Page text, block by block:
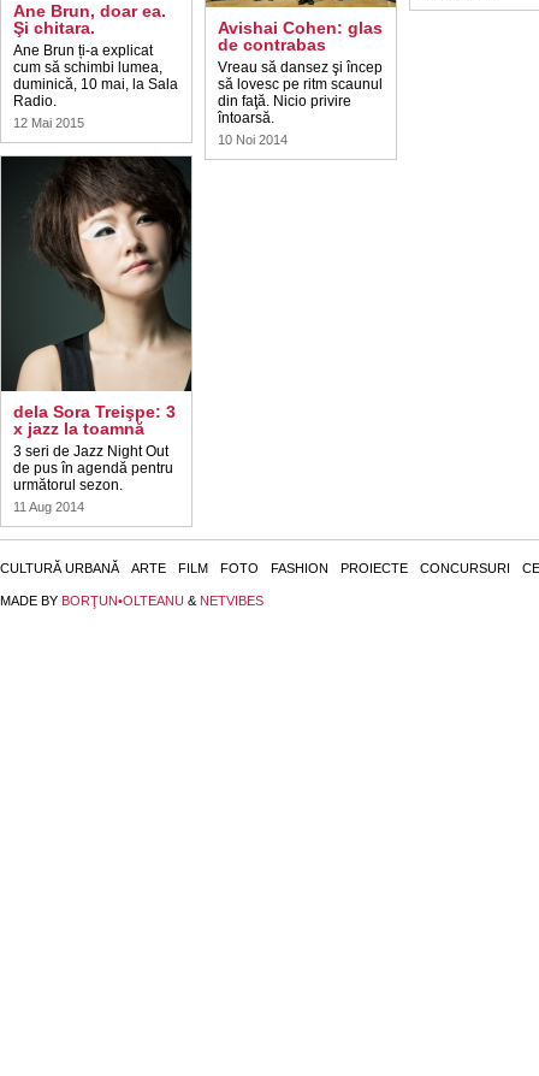
Ane Brun, doar ea.
Şi chitara.
Ane Brun ți-a explicat
cum să schimbi lumea,
duminică, 10 mai, la Sala
Radio.
12 Mai 2015
dela Sora Treişpe: 3
x jazz la toamnă
3 seri de Jazz Night Out
de pus în agendă pentru
următorul sezon.
11 Aug 2014
Avishai Cohen: glas
de contrabas
Vreau să dansez şi încep
să lovesc pe ritm scaunul
din faţă. Nicio privire
întoarsă.
10 Noi 2014
CULTURĂ URBANĂ ARTE FILM FOTO FASHION PROIECTE CONCURSURI
MADE BY BORŢUN•OLTEANU & NETVIBES